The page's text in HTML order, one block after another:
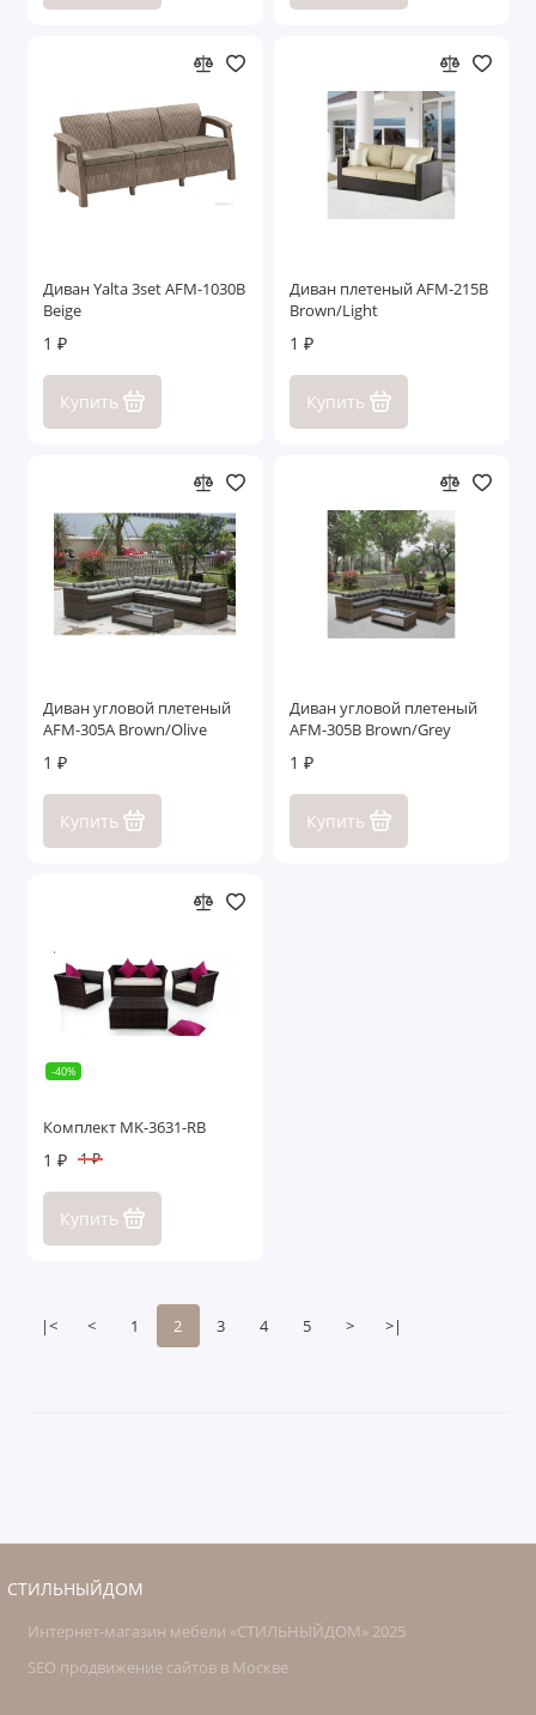
Диван Yalta 3set AFM-1030B
Beige
1 ₽
Купить
Диван плетеный AFM-215B
Brown/Light
1 ₽
Купить
Диван угловой плетеный
AFM-305A Brown/Olive
1 ₽
Купить
Диван угловой плетеный
AFM-305B Brown/Grey
1 ₽
Купить
-40%
Комплект MK-3631-RB
1 ₽ 1 ₽
Купить
|< < 1 2 3 4 5 > >|
СТИЛЬНЫЙДОМ
Интернет-магазин мебели «СТИЛЬНЫЙДОМ» 2025
SEO продвижение сайтов в Москве